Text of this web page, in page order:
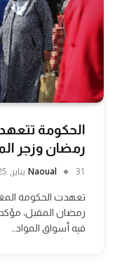
الحكومة
رمضان وزجر
Naoual 31 يناير, 2025
تعهدت الحكومة
رمضان المقبل،
فيه أسواق المواد…